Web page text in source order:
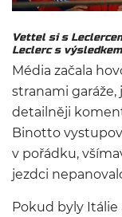
Vettel si s
Leclerc s
Média začala
stranami
detailněji
Binotto
v pořádku,
jezdci
Pokud byly Itálie